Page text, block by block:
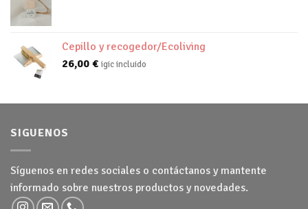
Cepillo y recogedor/Ecoliving
26,00 € igic incluido
SIGUENOS
Síguenos en redes sociales o contáctanos y mantente
informado sobre nuestros productos y novedades.